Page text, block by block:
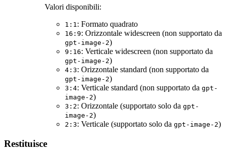
Valori disponibili:
1:1: Formato quadrato
16:9: Orizzontale widescreen (non supportato da
gpt-image-2)
9:16: Verticale widescreen (non supportato da
gpt-image-2)
4:3: Orizzontale standard (non supportato da
gpt-image-2)
3:4: Verticale standard (non supportato da gpt-
image-2)
3:2: Orizzontale (supportato solo da gpt-
image-2)
2:3: Verticale (supportato solo da gpt-image-2)
Restituisce